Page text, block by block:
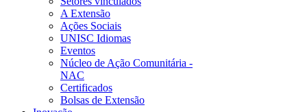
A Extensão
Ações Sociais
UNISC Idiomas
Eventos
Núcleo de Ação Comunitária -
NAC
Certificados
Bolsas de Extensão